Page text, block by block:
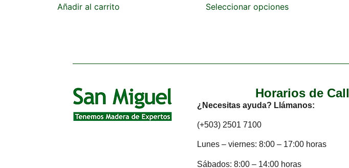
Añadir al carrito Seleccionar opciones
Horarios de
¿Necesitas ayuda? Llámanos:
(+503) 2501 7100
Lunes – viernes: 8:00 – 17:00 horas
Sábados: 8:00 – 14:00 horas